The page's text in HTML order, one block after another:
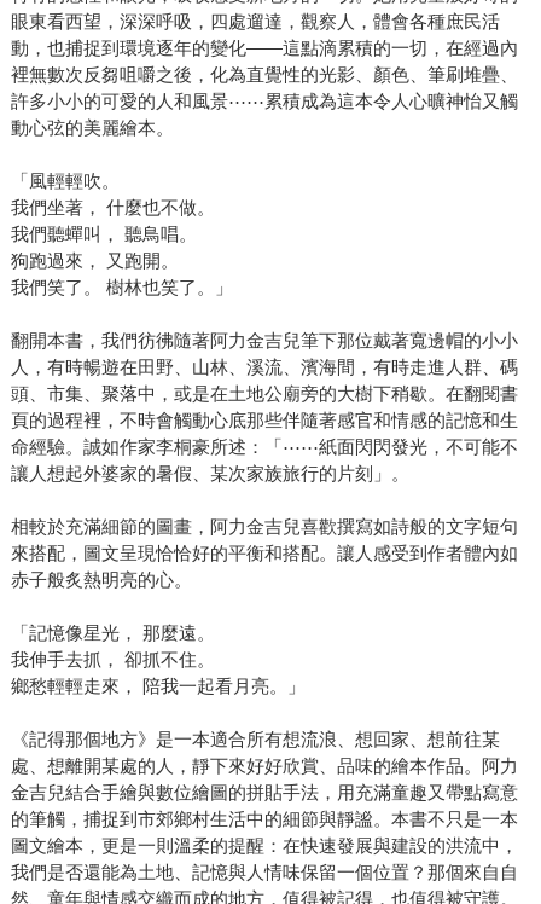
眼東看西望，深深呼吸，四處遛達，觀察人，體會各種庶民活
動，也捕捉到環境逐年的變化——這點滴累積的一切，在經過內
裡無數次反芻咀嚼之後，化為直覺性的光影、顏色、筆刷堆疊、
許多小小的可愛的人和風景⋯⋯累積成為這本令人心曠神怡又觸
動心弦的美麗繪本。
「風輕輕吹。
我們坐著， 什麼也不做。
我們聽蟬叫， 聽鳥唱。
狗跑過來， 又跑開。
我們笑了。 樹林也笑了。」
翻開本書，我們彷彿隨著阿力金吉兒筆下那位戴著寬邊帽的小小
人，有時暢遊在田野、山林、溪流、濱海間，有時走進人群、碼
頭、市集、聚落中，或是在土地公廟旁的大樹下稍歇。在翻閱書
頁的過程裡，不時會觸動心底那些伴隨著感官和情感的記憶和生
命經驗。誠如作家李桐豪所述：「⋯⋯紙面閃閃發光，不可能不
讓人想起外婆家的暑假、某次家族旅行的片刻」。
相較於充滿細節的圖畫，阿力金吉兒喜歡撰寫如詩般的文字短句
來搭配，圖文呈現恰恰好的平衡和搭配。讓人感受到作者體內如
赤子般炙熱明亮的心。
「記憶像星光， 那麼遠。
我伸手去抓， 卻抓不住。
鄉愁輕輕走來， 陪我一起看月亮。」
《記得那個地方》是一本適合所有想流浪、想回家、想前往某
處、想離開某處的人，靜下來好好欣賞、品味的繪本作品。阿力
金吉兒結合手繪與數位繪圖的拼貼手法，用充滿童趣又帶點寫意
的筆觸，捕捉到市郊鄉村生活中的細節與靜謐。本書不只是一本
圖文繪本，更是一則溫柔的提醒：在快速發展與建設的洪流中，
我們是否還能為土地、記憶與人情味保留一個位置？那個來自自
然、童年與情感交織而成的地方，值得被記得，也值得被守護。